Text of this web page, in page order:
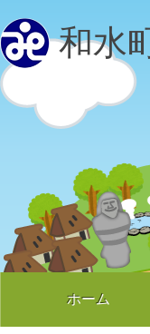
和水
ホーム